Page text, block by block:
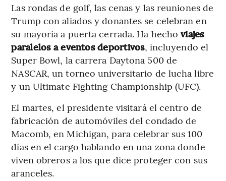
Las rondas de golf, las cenas y las reuniones de
Trump con aliados y donantes se celebran en
su mayoría a puerta cerrada. Ha hechoviajes
paralelos a eventos deportivos, incluyendo el
Super Bowl, la carrera Daytona 500 de
NASCAR, un torneo universitario de lucha libre
y un Ultimate Fighting Championship (UFC).
El martes, el presidente visitará el centro de
fabricación de automóviles del condado de
Macomb, en Michigan, para celebrar sus 100
días en el cargo hablando en una zona donde
viven obreros a los que dice proteger con sus
aranceles.